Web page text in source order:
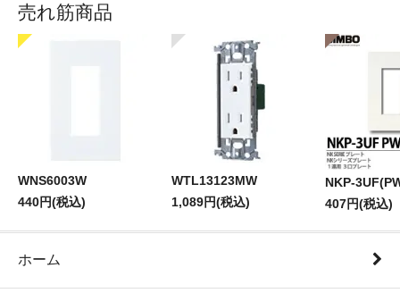
売れ筋商品
WNS6003W
440円(税込)
WTL13123MW
1,089円(税込)
NKP-
407円(税込)
ホーム